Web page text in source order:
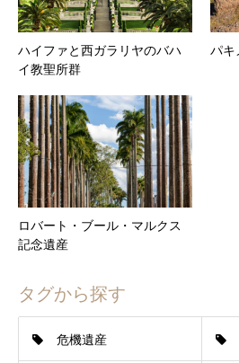
ハイファと西ガラリヤのバハ
イ教聖所群
パキ
ロバート・ブール・マルクス
記念遺産
タグから探す
危機遺産